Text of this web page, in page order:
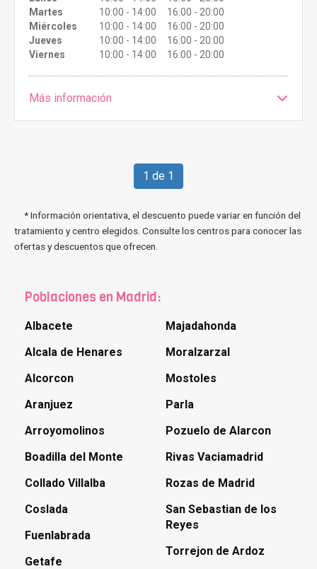
Martes
10:00 - 14:00 16:00 - 20:00
Miércoles
10:00 - 14:00 16:00 - 20:00
Jueves
10:00 - 14:00 16:00 - 20:00
Viernes
10:00 - 14:00 16:00 - 20:00
Más información
1 de 1
* Información orientativa, el descuento puede variar en función del
tratamiento y centro elegidos. Consulte los centros para conocer las
ofertas y descuentos que ofrecen.
Poblaciones en Madrid:
Albacete
Alcala de Henares
Alcorcon
Aranjuez
Arroyomolinos
Boadilla del Monte
Collado Villalba
Coslada
Fuenlabrada
Getafe
Majadahonda
Moralzarzal
Mostoles
Parla
Pozuelo de Alarcon
Rivas Vaciamadrid
Rozas de Madrid
San Sebastian de los
Reyes
Torrejon de Ardoz